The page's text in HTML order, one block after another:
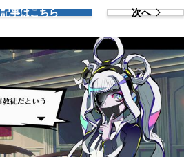
記事はこちら 次へ